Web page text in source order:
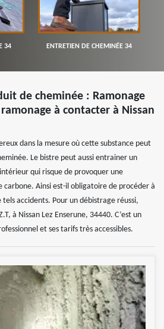
34 ENTRETIEN DE CHEMINÉE 34
de cheminée : Ramonage
à contacter à Nissan
dans la mesure où cette substance peut
Le bistre peut aussi entrainer un
qui risque de provoquer une
carbone. Ainsi est-il obligatoire de procéder à
accidents. Pour un débistrage réussi,
à Nissan Lez Enserune, 34440. C’est un
et ses tarifs très accessibles.